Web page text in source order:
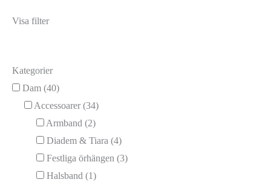
Visa filter
Kategorier
Dam (40)
Accessoarer (34)
Armband (2)
Diadem & Tiara (4)
Festliga örhängen (3)
Halsband (1)